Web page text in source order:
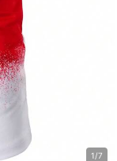
1/7